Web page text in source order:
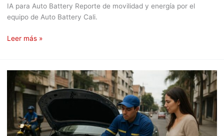
IA para Auto Battery Reporte de movilidad y energía por el
equipo de Auto Battery Cali.
Leer más »
BYD
batería
sólida:
¿Revolución